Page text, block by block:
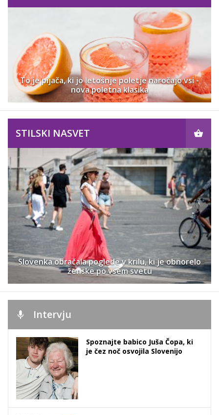
To je pijača, ki jo letošnje poletje naročajo vsi -
nova poletna klasika
STILSKI NASVET
Slovenka obračala poglede v krilu, ki je obnorelo
ženske po vsem svetu
Intervju
Spoznajte babico Juša Čopa, ki
je čez noč osvojila Slovenijo